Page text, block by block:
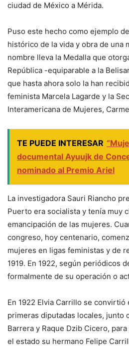
ciudad de México a Mérida.
Puso este hecho como ejemplo
histórico de la vida y obra de una
nombre lleva la Medalla que
República -equiparable a la
que hasta ahora solo la han
feminista Marcela Lagarde y la
Interamericana de Mujeres,
TE PUEDE INTERESAR
documental Ayuujk de
nominado al Premio Ariel
La investigadora Sauri Riancho
Puerto era socialista y tenía muy
emancipación de las mujeres.
congreso, hoy centenario,
mujeres en ligas feministas y de
1919. En 1922, según periódicos
formalmente de su operación o
En 1922 Elvia Carrillo se convirtió
primeras diputadas locales, junto
Barrera y Raque Dzib Cicero,
el estado su hermano Felipe